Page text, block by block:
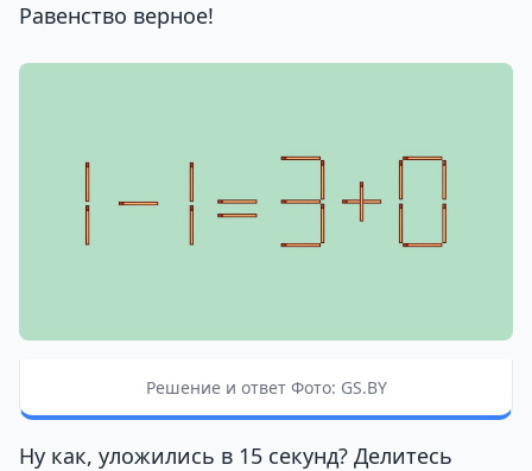
Равенство верное!
Решение и ответ Фото: GS.BY
Ну как, уложились в 15 секунд? Делитесь